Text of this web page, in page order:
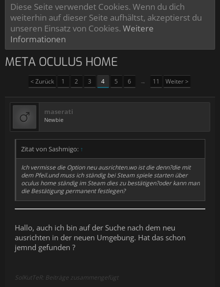
Diese Seite verwendet Cookies. Wenn du dich
weiterhin auf dieser Seite aufhältst, akzeptierst du
unseren Einsatz von Cookies. Weitere
Informationen
META OCULUS HOME
< Zurück 1 2 3 4 5 6 → 11 Weiter >
maserati
Newbie
Zitat von Sashmigo: ↑
Ich vermisse die Option neu ausrichten.wo ist die denn?die mit
dem Pfeil.und muss ich ständig bei Steam spiele starten über
oculus home ständig im Steam dies zu bestätigen?oder kann man
die Bestätigung permanent festlegen?
Hallo, auch ich bin auf der Suche nach dem neu
ausrichten in der neuen Umgebung. Hat das schon
jemnd gefunden ?
SolKutTeR: Beiträge zusammengefügt